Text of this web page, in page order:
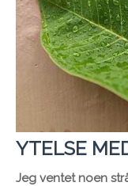
YTELSE
Jeg ventet noen